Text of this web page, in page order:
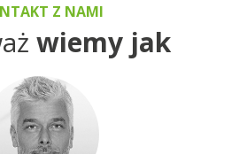
Z NAMI
wiemy jak